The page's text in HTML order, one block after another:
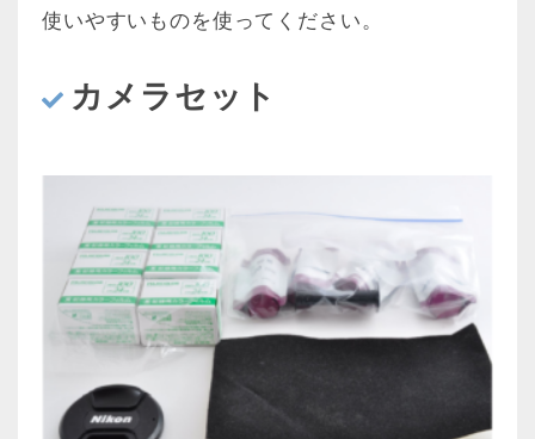
使いやすいものを使ってください。
カメラセット